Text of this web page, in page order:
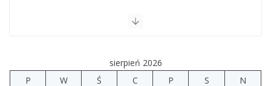
sierpień 2026
P
W Ś C P S
N